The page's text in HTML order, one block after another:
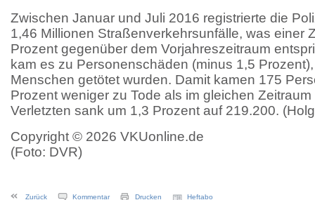
Zwischen Januar und Juli 2016 registrierte die
1,46 Millionen Straßenverkehrsunfälle, was einer
Prozent gegenüber dem Vorjahreszeitraum
kam es zu Personenschäden (minus 1,5
Menschen getötet wurden. Damit kamen 175
Prozent weniger zu Tode als im gleichen
Verletzten sank um 1,3 Prozent auf 219.200.
Copyright © 2026 VKUonline.de
(Foto: DVR)
Zurück Kommentar Drucken Heftabo